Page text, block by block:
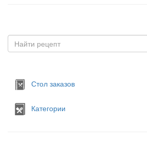
Стол заказов
Категории